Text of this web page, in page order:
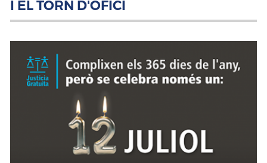
I EL TORN D'OFICI